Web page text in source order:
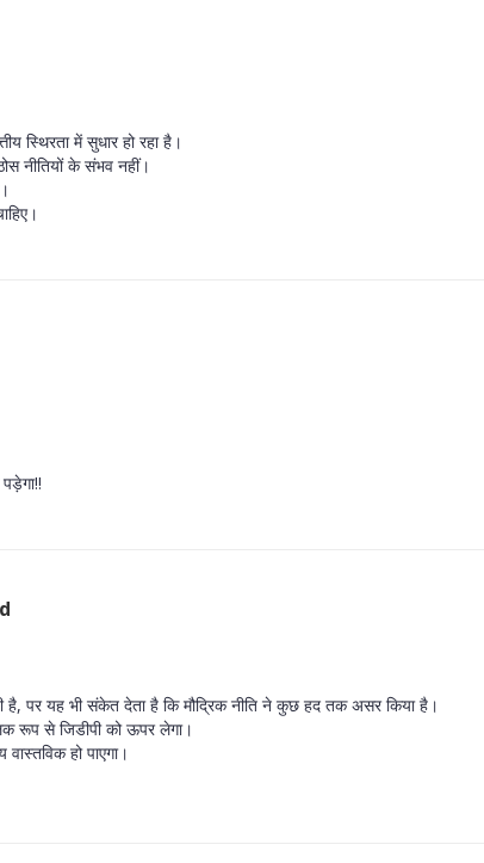
स्थिरता में सुधार हो रहा है।
नीतियों के संभव नहीं।
है, पर यह भी संकेत देता है कि मौद्रिक नीति ने कुछ हद तक असर किया है।
रूप से जिडीपी को ऊपर लेगा।
हो पाएगा।